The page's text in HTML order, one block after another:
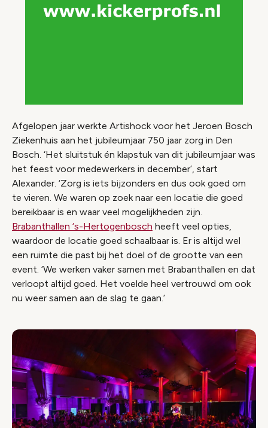
Afgelopen jaar werkte Artishock voor het Jeroen Bosch
Ziekenhuis aan het jubileumjaar 750 jaar zorg in Den
Bosch. ‘Het sluitstuk én klapstuk van dit jubileumjaar was
het feest voor medewerkers in december’, start
Alexander. ‘Zorg is iets bijzonders en dus ook goed om
te vieren. We waren op zoek naar een locatie die goed
bereikbaar is en waar veel mogelijkheden zijn.
Brabanthallen ‘s-Hertogenbosch heeft veel opties,
waardoor de locatie goed schaalbaar is. Er is altijd wel
een ruimte die past bij het doel of de grootte van een
event. ‘We werken vaker samen met Brabanthallen en dat
verloopt altijd goed. Het voelde heel vertrouwd om ook
nu weer samen aan de slag te gaan.’